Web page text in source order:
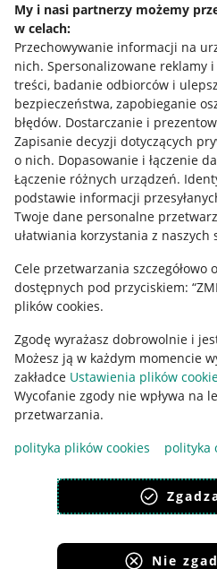
My i nasi partnerzy możemy
w celach:
Przechowywanie informacji na
nich. Spersonalizowane reklamy
treści, badanie odbiorców i
bezpieczeństwa, zapobieganie
błędów. Dostarczanie i
Zapisanie decyzji dotyczących
o nich. Dopasowanie i łączenie
Łączenie różnych urządzeń.
podstawie informacji
Twoje dane personalne
ułatwiania korzystania z naszych
Cele przetwarzania szczegółowo
dostępnych pod przyciskiem:
plików cookies.
Zgodę wyrażasz dobrowolnie i
Możesz ją w każdym momencie
zakładce Ustawienia plików
Wycofanie zgody nie wpływa na
przetwarzania.
polityka plików cookies
polityka
Nie
Allegro Gadane dla sprzedających
Allegro Gadane dla kupujących
Mapa miejscowości
Informacje prawne
Regulamin
Polityka plików "cookies"
Ustawienia plików "cookies"
Udostępnianie lokalizacji
Informacje dla Aktu o Usługach
Pobierz aplikację